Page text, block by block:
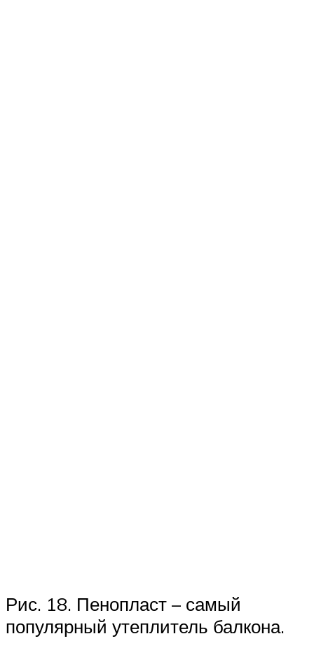
Рис. 18. Пенопласт – самый
популярный утеплитель балкона.